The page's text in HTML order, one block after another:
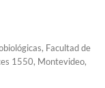
Facultad de
1550, Montevideo,